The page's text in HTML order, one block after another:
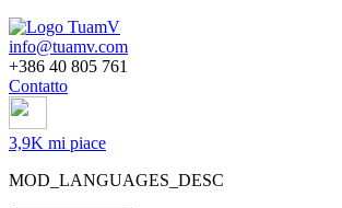
info@tuamv.com
+386 40 805 761
Contatto
3,9K mi piace
MOD_LANGUAGES_DESC